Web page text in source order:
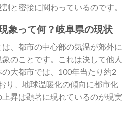
と密接に関わっているのです。
象って何？岐阜県の現状
、都市の中心部の気温が郊外に
のことです。これは決して他人
大都市では、100年当たり約2
り、地球温暖化の傾向に都市化
昇は顕著に現れているのが現実